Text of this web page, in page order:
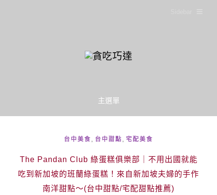
主選單
台中美食 台中甜點 宅配美食
The Pandan Club 綠蛋糕俱樂部｜不用出國就能
吃到新加坡的班蘭綠蛋糕！來自新加坡夫婦的手作
南洋甜點～(台中甜點/宅配甜點推薦)